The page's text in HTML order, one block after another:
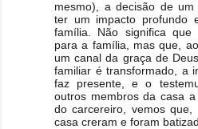
mesmo), a decisão de
ter um impacto profundo
família. Não significa
para a família, mas que,
um canal da graça de
familiar é transformado, a
faz presente, e o
outros membros da casa
do carcereiro, vemos
casa creram e foram